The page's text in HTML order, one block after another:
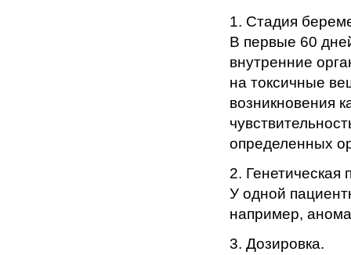
1. Стадия
В первые 60
внутренние
на токсичные
возникновения
определенных
2.
У одной
например,
3. Дозировка.